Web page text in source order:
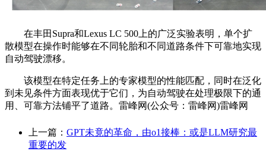
在丰田Supra和Lexus LC 500上的广泛实验表明，单个扩
散模型在操作时能够在不同轮胎和不同道路条件下可靠地实现
自动驾驶漂移。
该模型在特定任务上的专家模型的性能匹配，同时在泛化
到未见条件方面表现优于它们，为自动驾驶在处理极限下的通
用、可靠方法铺平了道路。雷峰网(公众号：雷峰网)雷峰网
上一篇： GPT未竟的革命，由o1接棒：或是LLM研究最
重要的发